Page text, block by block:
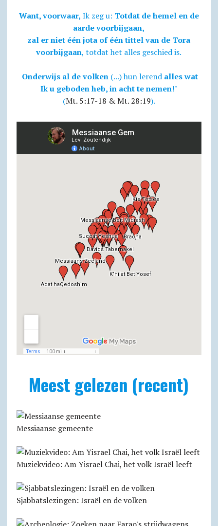
Want, voorwaar, Ik zeg u: Totdat de hemel en de
aarde voorbijgaan,
zal er niet één jota of één tittel van de Tora
voorbijgaan, totdat het alles geschied is.
Onderwijs al de volken(...) hun lerend alles wat
Ik u geboden heb, in acht te nemen!"
(Mt. 5:17-18 & Mt. 28:19).
Meest gelezen (recent)
Messiaanse gemeente
Muziekvideo: Am Yisrael Chai, het volk Israël leeft
Sjabbatslezingen: Israël en de volken